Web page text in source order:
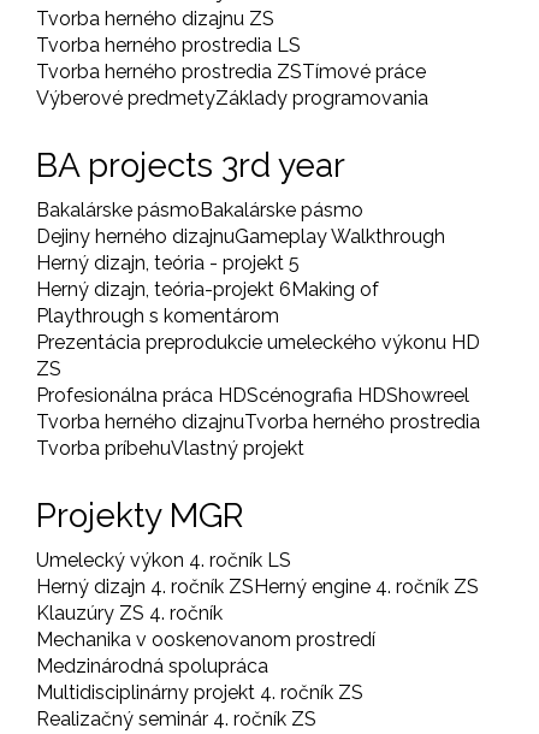
Tvorba herného dizajnu ZS
Tvorba herného prostredia LS
Tvorba herného prostredia ZSTímové práce
Výberové predmetyZáklady programovania
BA projects 3rd year
Bakalárske pásmoBakalárske pásmo
Dejiny herného dizajnuGameplay Walkthrough
Herný dizajn, teória - projekt 5
Herný dizajn, teória-projekt 6Making of
Playthrough s komentárom
Prezentácia preprodukcie umeleckého výkonu HD
ZS
Profesionálna práca HDScénografia HDShowreel
Tvorba herného dizajnuTvorba herného prostredia
Tvorba príbehuVlastný projekt
Projekty MGR
Umelecký výkon 4. ročník LS
Herný dizajn 4. ročník ZSHerný engine 4. ročník ZS
Klauzúry ZS 4. ročník
Mechanika v ooskenovanom prostredí
Medzinárodná spolupráca
Multidisciplinárny projekt 4. ročník ZS
Realizačný seminár 4. ročník ZS